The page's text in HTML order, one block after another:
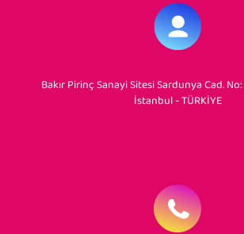
Bakır Pirinç Sanayi Sitesi Sardunya Cad.
İstanbul - TÜRKİYE